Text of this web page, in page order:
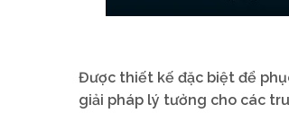
Được thiết kế đặc biệt để
giải pháp lý tưởng cho các